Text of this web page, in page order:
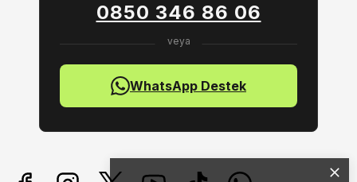
0850 346 86 06
WhatsApp Destek